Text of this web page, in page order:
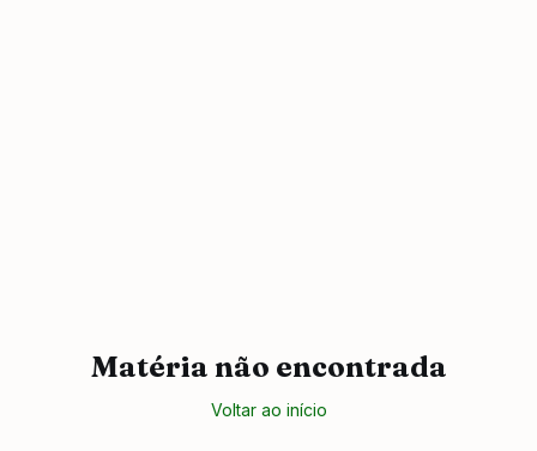
Matéria não encontrada
Voltar ao início